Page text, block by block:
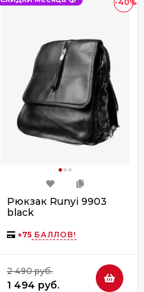
-40%
Рюкзак Runyi 9903
black
+75 БАЛЛОВ!
2 490 руб.
1 494 руб.